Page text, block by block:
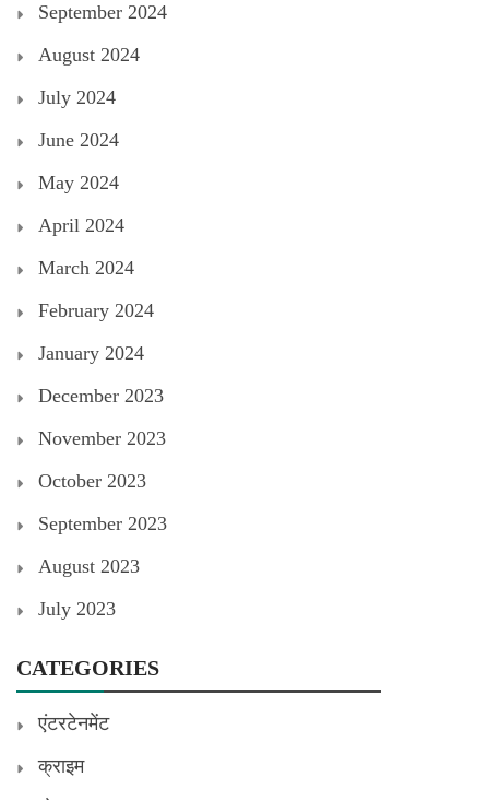
September 2024
August 2024
July 2024
June 2024
May 2024
April 2024
March 2024
February 2024
January 2024
December 2023
November 2023
October 2023
September 2023
August 2023
July 2023
CATEGORIES
एंटरटेनमेंट
क्राइम